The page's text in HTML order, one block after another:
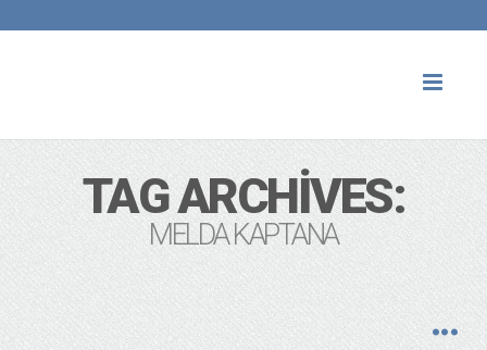
TAG ARCHIVES:
MELDA KAPTANA